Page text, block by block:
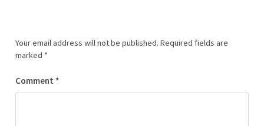
Your email address will not be published. Required fields are
marked *
Comment *